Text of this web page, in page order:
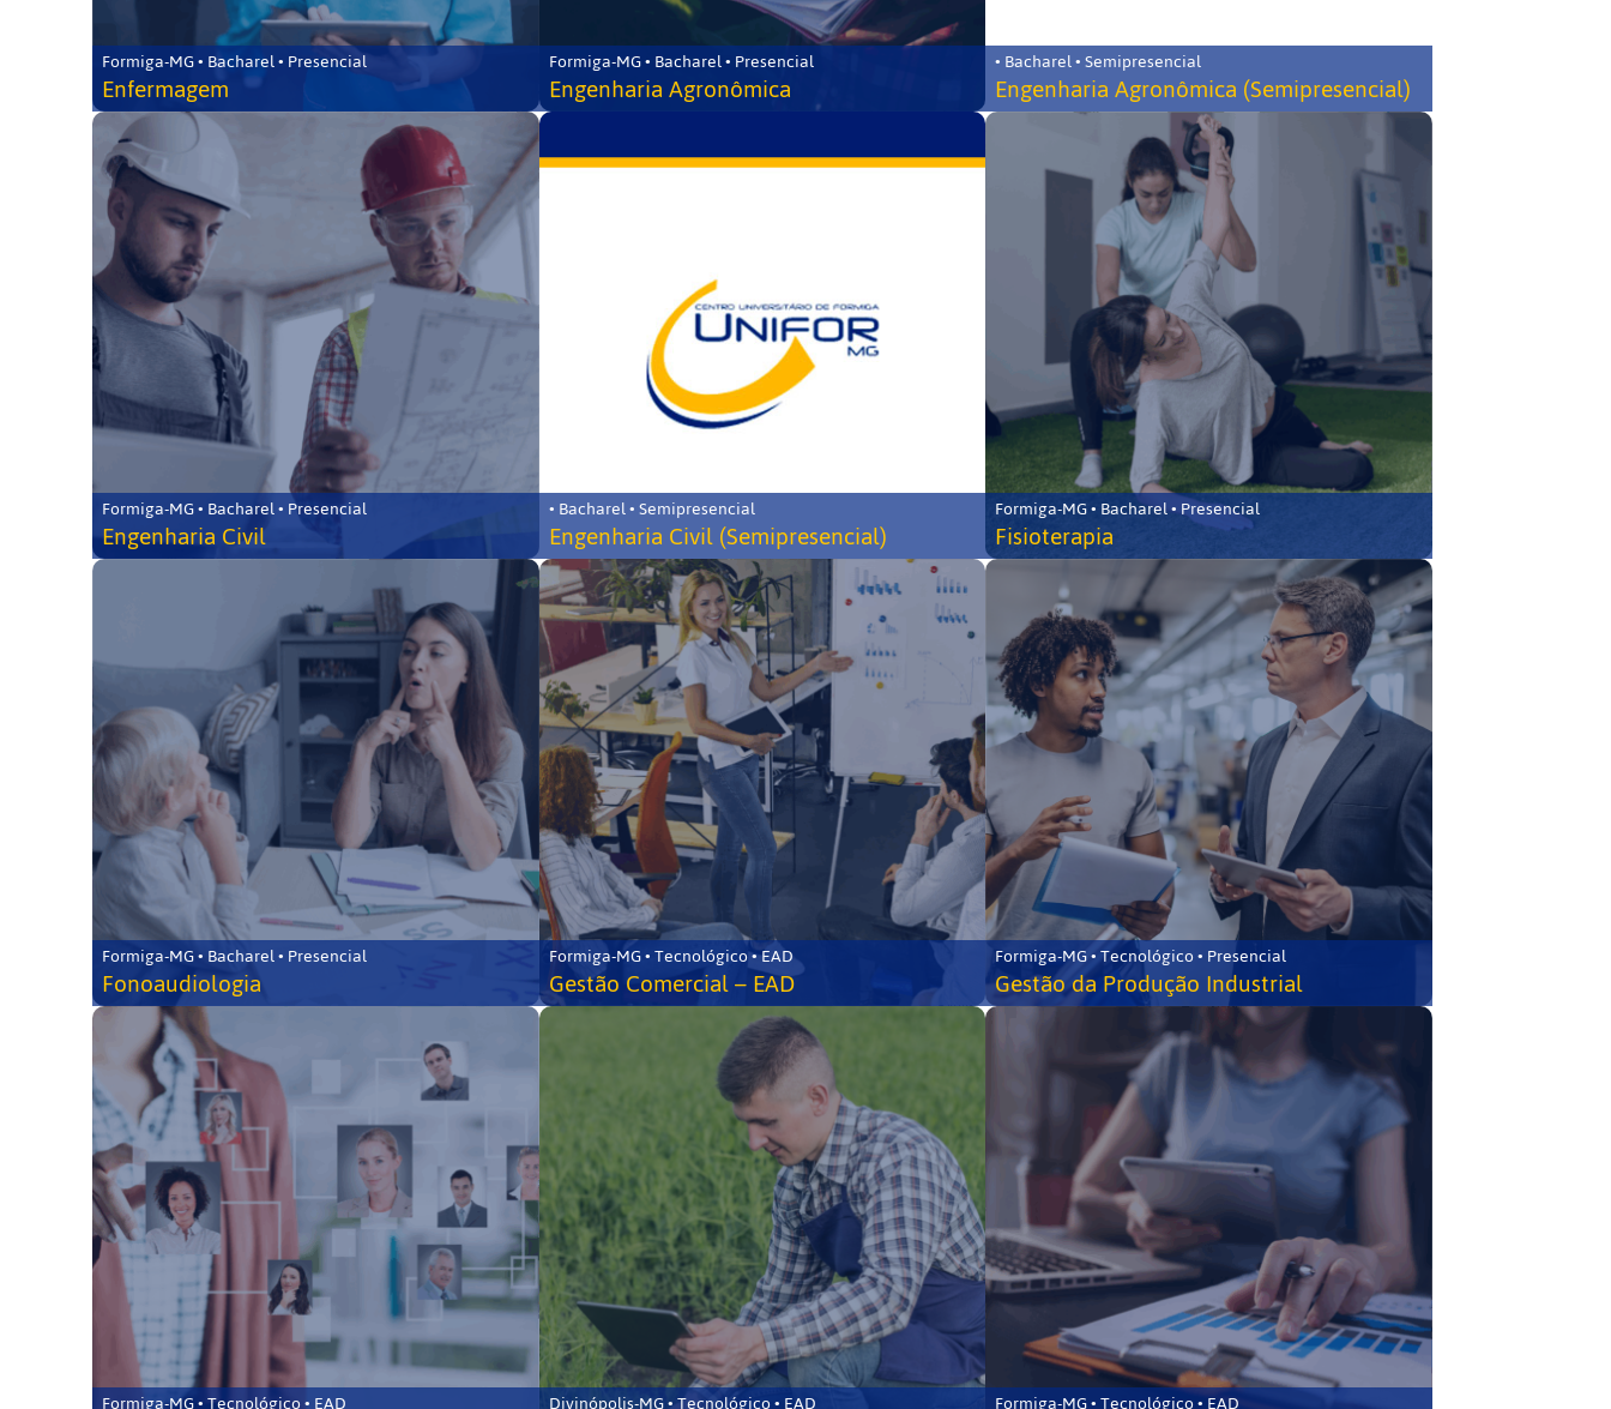
Formiga-MG • Bacharel • Presencial
Enfermagem
Formiga-MG • Bacharel • Presencial
Engenharia Agronômica
• Bacharel • Semipresencial
Engenharia Agronômica (Semipresencial)
Formiga-MG • Bacharel • Presencial
Engenharia Civil
• Bacharel • Semipresencial
Engenharia Civil (Semipresencial)
Formiga-MG • Bacharel • Presencial
Fisioterapia
Formiga-MG • Bacharel • Presencial
Fonoaudiologia
Formiga-MG • Tecnológico • EAD
Gestão Comercial – EAD
Formiga-MG • Tecnológico • Presencial
Gestão da Produção Industrial